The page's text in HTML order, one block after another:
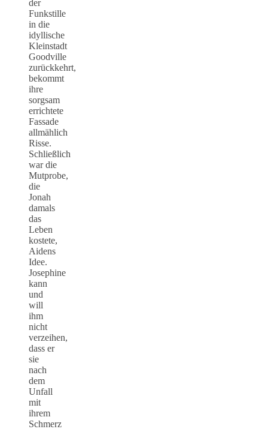
der
Funkstille
in die
idyllische
Kleinstadt
Goodville
zurückkehrt,
bekommt
ihre
sorgsam
errichtete
Fassade
allmählich
Risse.
Schließlich
war die
Mutprobe,
die
Jonah
damals
das
Leben
kostete,
Aidens
Idee.
Josephine
kann
und
will
ihm
nicht
verzeihen,
dass er
sie
nach
dem
Unfall
mit
ihrem
Schmerz